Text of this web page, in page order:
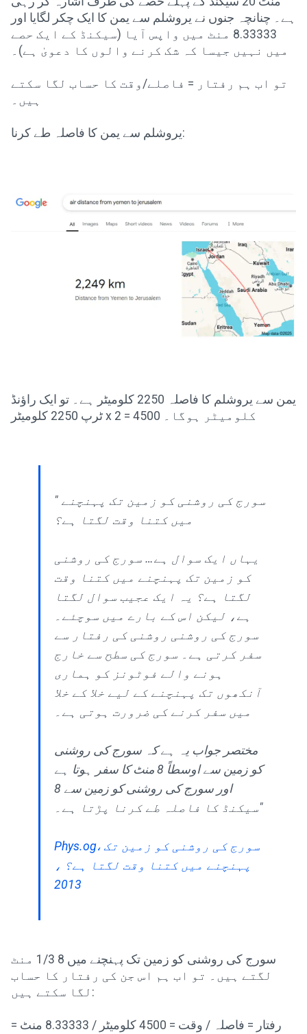
ہے۔ چنانچہ جنوں نے یروشلم سے یمن کا ایک چکر لگایا اور
8.33333 منٹ میں واپس آیا (سیکنڈ کے ایک حصے
میں نہیں جیسا کہ شک کرنے والوں کا دعویٰ ہے)۔
تو اب ہم رفتار = فاصلے/وقت کا حساب لگا سکتے
ہیں۔
یروشلم سے یمن کا فاصلہ طے کرنا:
یمن سے یروشلم کا فاصلہ 2250 کلومیٹر ہے۔ تو ایک راؤنڈ
ٹرپ 2250 کلومیٹر x 2 = 4500 کلومیٹر ہوگا۔
" سورج کی روشنی کو زمین تک پہنچنے
میں کتنا وقت لگتا ہے؟
یہاں ایک سوال ہے… سورج کی روشنی
کو زمین تک پہنچنے میں کتنا وقت
لگتا ہے؟ یہ ایک عجیب سوال لگتا
ہے، لیکن اس کے بارے میں سوچئے۔
سورج کی روشنی روشنی کی رفتار سے
سفر کرتی ہے۔ سورج کی سطح سے خارج
ہونے والے فوٹونز کو ہماری
آنکھوں تک پہنچنے کے لیے خلا کے خلا
میں سفر کرنے کی ضرورت ہوتی ہے۔
مختصر جواب یہ ہے کہ سورج کی روشنی
کو زمین سے اوسطاً 8 منٹ کا سفر ہوتا ہے
اور سورج کی روشنی کو زمین سے 8
سیکنڈ کا فاصلہ طے کرنا پڑتا ہے۔"
Phys.og، سورج کی روشنی کو زمین تک
پہنچنے میں کتنا وقت لگتا ہے؟ ،
2013
سورج کی روشنی کو زمین تک پہنچنے میں 8 1/3 منٹ
لگتے ہیں۔ تو اب ہم اس جن کی رفتار کا حساب
لگا سکتے ہیں:
رفتار = فاصلہ / وقت = 4500 کلومیٹر / 8.33333 منٹ =